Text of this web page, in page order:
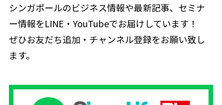
シンガポールのビジネス情報や最新記事、セミナ
ー情報をLINE・YouTubeでお届けしています！
ぜひお友だち追加・チャンネル登録をお願い致し
ます。